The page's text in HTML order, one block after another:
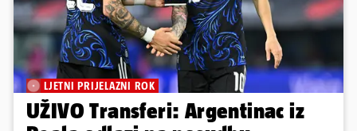
LJETNI PRIJELAZNI ROK
UŽIVO Transferi: Argentinac iz